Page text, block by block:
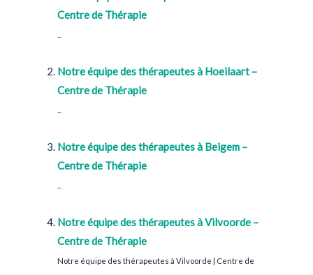
Centre de Thérapie
Notre équipe des thérapeutes à Hoeilaart –
Centre de Thérapie
Notre équipe des thérapeutes à Beigem –
Centre de Thérapie
Notre équipe des thérapeutes à Vilvoorde –
Centre de Thérapie
Notre équipe des thérapeutes à Vilvoorde | Centre de